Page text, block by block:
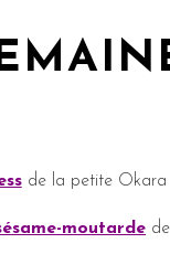
de la petite Okara
moutarde